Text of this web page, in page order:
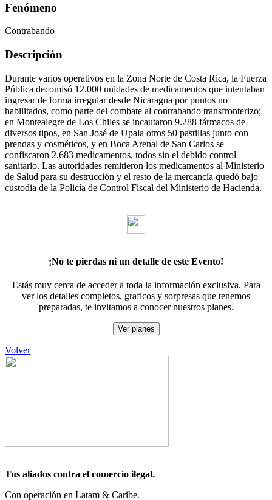
Fenómeno
Contrabando
Descripción
Durante varios operativos en la Zona Norte de Costa Rica, la Fuerza
Pública decomisó 12.000 unidades de medicamentos que intentaban
ingresar de forma irregular desde Nicaragua por puntos no
habilitados, como parte del combate al contrabando transfronterizo;
en Montealegre de Los Chiles se incautaron 9.288 fármacos de
diversos tipos, en San José de Upala otros 50 pastillas junto con
prendas y cosméticos, y en Boca Arenal de San Carlos se
confiscaron 2.683 medicamentos, todos sin el debido control
sanitario. Las autoridades remitieron los medicamentos al Ministerio
de Salud para su destrucción y el resto de la mercancía quedó bajo
custodia de la Policía de Control Fiscal del Ministerio de Hacienda.
¡No te pierdas ni un detalle de este Evento!
Estás muy cerca de acceder a toda la información exclusiva. Para
ver los detalles completos, graficos y sorpresas que tenemos
preparadas, te invitamos a conocer nuestros planes.
Ver planes
Volver
Tus aliados contra el comercio ilegal.
Con operación en Latam & Caribe.